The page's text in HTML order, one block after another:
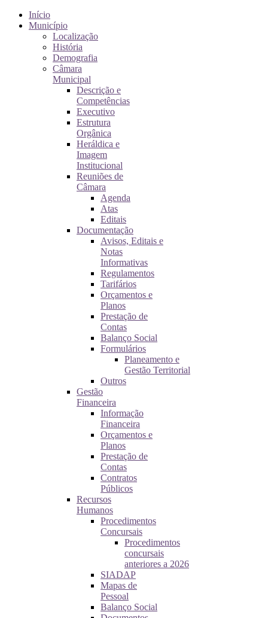
Início
Município
Localização
História
Demografia
Câmara
Municipal
Descrição e
Competências
Executivo
Estrutura
Orgânica
Heráldica e
Imagem
Institucional
Reuniões de
Câmara
Agenda
Atas
Editais
Documentação
Avisos, Editais e
Notas
Informativas
Regulamentos
Tarifários
Orçamentos e
Planos
Prestação de
Contas
Balanço Social
Formulários
Planeamento e
Gestão Territorial
Outros
Gestão
Financeira
Informação
Financeira
Orçamentos e
Planos
Prestação de
Contas
Contratos
Públicos
Recursos
Humanos
Procedimentos
Concursais
Procedimentos
concursais
anteriores a 2026
SIADAP
Mapas de
Pessoal
Balanço Social